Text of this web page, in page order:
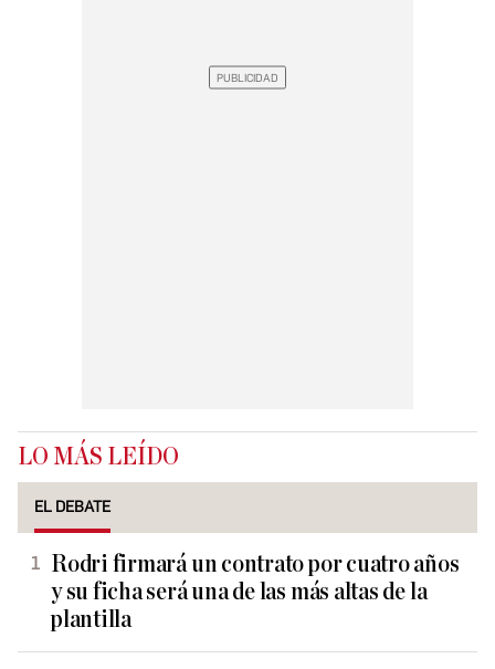
LO MÁS LEÍDO
EL DEBATE
Rodri firmará un contrato por cuatro años
y su ficha será una de las más altas de la
plantilla